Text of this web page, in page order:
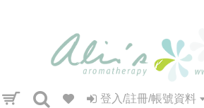
登入/註冊/帳號資料